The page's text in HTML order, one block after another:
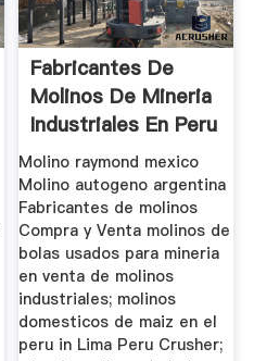
Fabricantes De
Molinos De Mineria
Industriales En Peru
Molino raymond mexico
Molino autogeno argentina
Fabricantes de molinos
Compra y Venta molinos de
bolas usados para mineria
en venta de molinos
industriales; molinos
domesticos de maiz en el
peru in Lima Peru Crusher;